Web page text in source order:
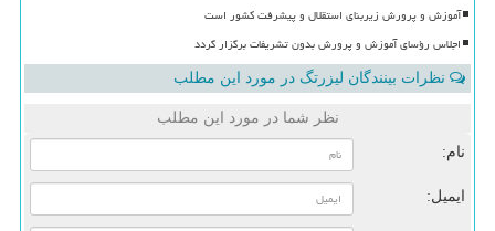
آموزش و پرورش زیربنای استقلال و پیشرفت کشور است
اجلاس رؤسای آموزش و پرورش بدون تشریفات برگزار گردد
نظرات بینندگان لیزرتگ در مورد این مطلب
نظر شما در مورد این مطلب
نام:
ایمیل: